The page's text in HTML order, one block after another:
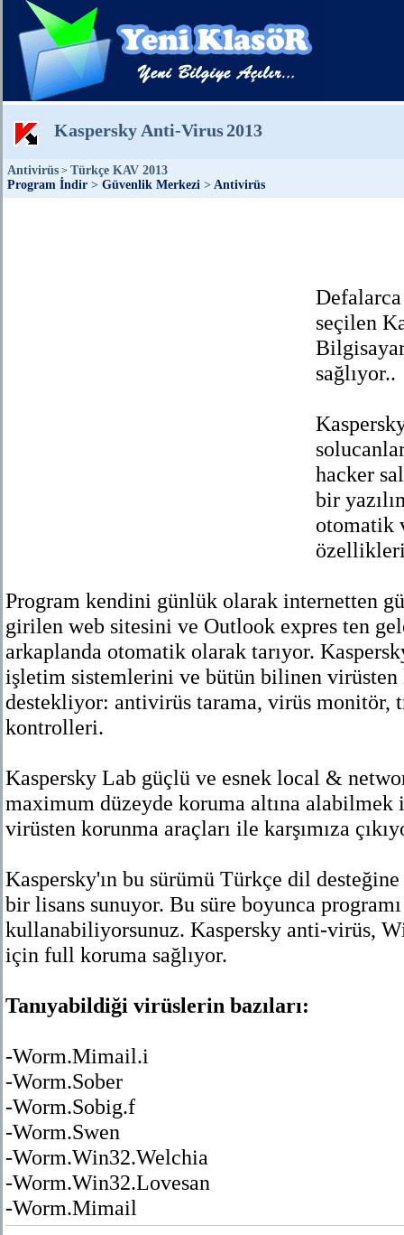
Kaspersky Anti-Virus2013
Antivirüs > Türkçe KAV 2013
Program İndir > Güvenlik Merkezi > Antivirüs
seçilen
sağlıyor..
hacker
bir
otomatik
Program kendini günlük olarak internetten
girilen web sitesini ve Outlook expres ten
arkaplanda otomatik olarak tarıyor.
işletim sistemlerini ve bütün bilinen
destekliyor: antivirüs tarama, virüs monitör,
kontrolleri.
Kaspersky Lab güçlü ve esnek local &
maximum düzeyde koruma altına alabilmek
virüsten korunma araçları ile karşımıza
Kaspersky'ın bu sürümü Türkçe dil
bir lisans sunuyor. Bu süre boyunca
kullanabiliyorsunuz. Kaspersky anti-virüs,
için full koruma sağlıyor.
Tanıyabildiği virüslerin bazıları:
-Worm.Mimail.i
-Worm.Sober
-Worm.Sobig.f
-Worm.Swen
-Worm.Win32.Welchia
-Worm.Win32.Lovesan
-Worm.Mimail